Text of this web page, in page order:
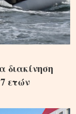
διακίνηση
ετών